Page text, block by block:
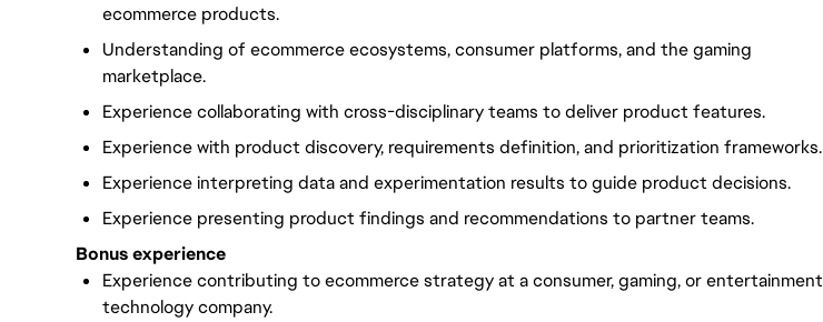
ecommerce products.
Understanding of ecommerce ecosystems, consumer platforms, and the gaming
marketplace.
Experience collaborating with cross-disciplinary teams to deliver product features.
Experience with product discovery, requirements definition, and prioritization frameworks.
Experience interpreting data and experimentation results to guide product decisions.
Experience presenting product findings and recommendations to partner teams.
Bonus experience
Experience contributing to ecommerce strategy at a consumer, gaming, or entertainment
technology company.